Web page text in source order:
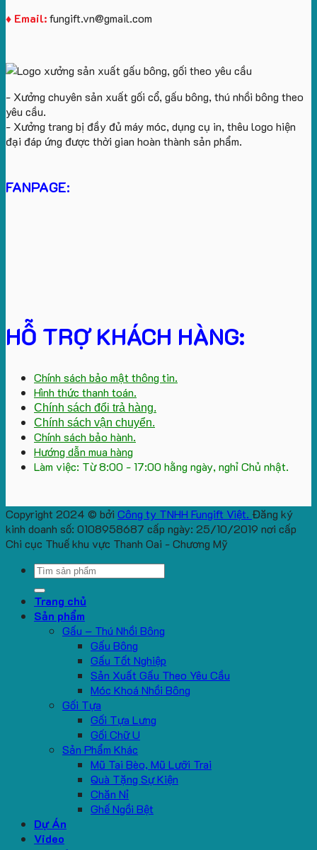
♦ Email:fungift.vn@gmail.com
- Xưởng chuyên sản xuất gối cổ, gấu bông, thú nhồi bông theo
yêu cầu.
- Xưởng trang bị đầy đủ máy móc, dụng cụ in, thêu logo hiện
đại đáp ứng được thời gian hoàn thành sản phẩm.
FANPAGE:
HỖ TRỢ KHÁCH HÀNG:
Chính sách bảo mật thông tin.
Hình thức thanh toán.
Chính sách đổi trả hàng.
Chính sách vận chuyển.
Chính sách bảo hành.
Hướng dẫn mua hàng
Làm việc: Từ 8:00 - 17:00 hằng ngày, nghỉ Chủ nhật.
Copyright 2024 © bởi Công ty TNHH Fungift Việt. Đăng ký
kinh doanh số: 0108958687 cấp ngày: 25/10/2019 nơi cấp
Chi cục Thuế khu vực Thanh Oai - Chương Mỹ
Search
Trang chủ
Sản phẩm
Gấu – Thú Nhồi Bông
Gấu Bông
Gấu Tốt Nghiệp
Sản Xuất Gấu Theo Yêu Cầu
Móc Khoá Nhồi Bông
Gối Tựa
Gối Tựa Lưng
Gối Chữ U
Sản Phẩm Khác
Mũ Tai Bèo, Mũ Lưỡi Trai
Quà Tặng Sự Kiện
Chăn Nỉ
Ghế Ngồi Bệt
Dự Án
Video